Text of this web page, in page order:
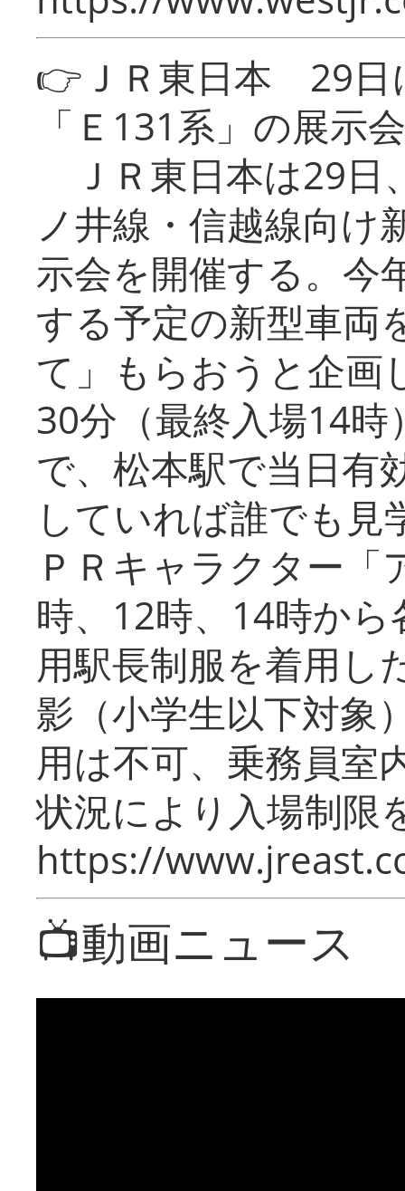
👉ＪＲ東日本 29日
「Ｅ131系」の展示会
ＪＲ東日本は29日
ノ井線・信越線向け
示会を開催する。今
する予定の新型車両
て」もらおうと企画
30分（最終入場14
で、松本駅で当日有
していれば誰でも
ＰＲキャラクター
時、12時、14時か
用駅長制服を着用し
影（小学生以下対象
用は不可、乗務員室
状況により入場制限
https://
📺動画ニュース